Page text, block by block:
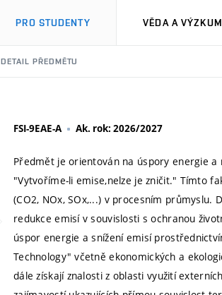
PRO STUDENTY VĚDA A VÝZKUM
DETAIL PŘEDMĚTU
FSI-9EAE-A Ak. rok: 2026/2027
Předmět je orientován na úspory energie
"Vytvoříme-li emise,nelze je zničit." Tímto
(CO2, NOx, SOx,...) v procesním
redukce emisí v souvislosti s ochranou
úspor energie a snížení emisí
Technology" včetně ekonomických a
dále získají znalosti z oblasti využití